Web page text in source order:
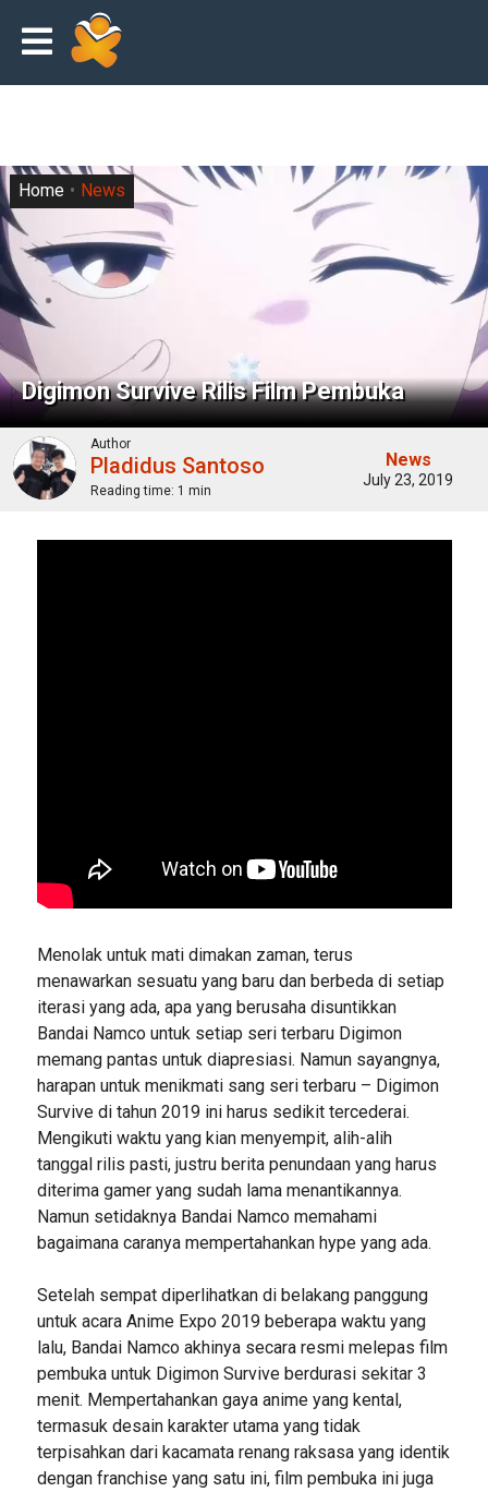
Digimon Survive Rilis Film Pembuka
Home News
Author
Pladidus Santoso
Reading time: 1 min
News
July 23, 2019
Menolak untuk mati dimakan zaman, terus
menawarkan sesuatu yang baru dan berbeda di setiap
iterasi yang ada, apa yang berusaha disuntikkan
Bandai Namco untuk setiap seri terbaru Digimon
memang pantas untuk diapresiasi. Namun sayangnya,
harapan untuk menikmati sang seri terbaru – Digimon
Survive di tahun 2019 ini harus sedikit tercederai.
Mengikuti waktu yang kian menyempit, alih-alih
tanggal rilis pasti, justru berita penundaan yang harus
diterima gamer yang sudah lama menantikannya.
Namun setidaknya Bandai Namco memahami
bagaimana caranya mempertahankan hype yang ada.
Setelah sempat diperlihatkan di belakang panggung
untuk acara Anime Expo 2019 beberapa waktu yang
lalu, Bandai Namco akhinya secara resmi melepas film
pembuka untuk Digimon Survive berdurasi sekitar 3
menit. Mempertahankan gaya anime yang kental,
termasuk desain karakter utama yang tidak
terpisahkan dari kacamata renang raksasa yang identik
dengan franchise yang satu ini, film pembuka ini juga